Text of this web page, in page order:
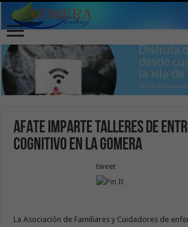
AFATE imparte talleres de
cognitivo en La Gomera
tweet
La Asociación de Familiares y Cuidadores de